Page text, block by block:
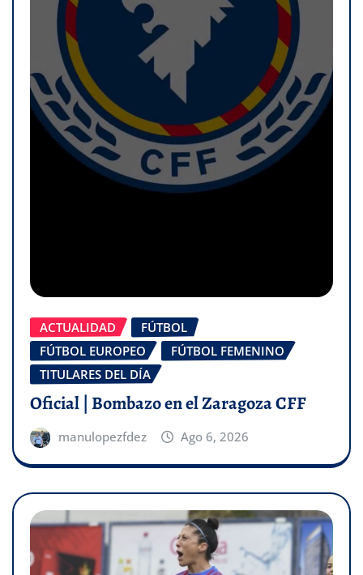
ACTUALIDAD
FÚTBOL
FÚTBOL EUROPEO
FÚTBOL FEMENINO
TITULARES DEL DÍA
Oficial | Bombazo en el Zaragoza CFF
manulopezfdez Ago 6, 2026